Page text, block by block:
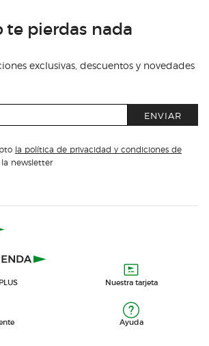
te pierdas nada
exclusivas, descuentos y novedades
ENVIAR
la política de privacidad y condiciones de
newsletter
Nuestra tarjeta
Ayuda